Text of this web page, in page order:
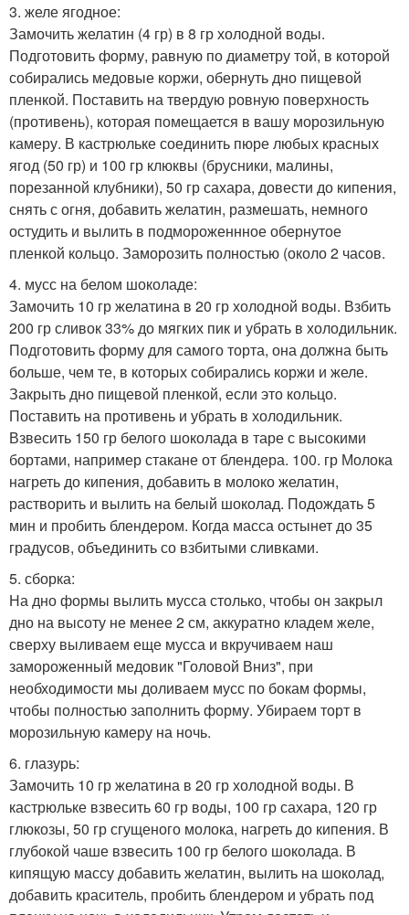
3. желе ягодное:
Замочить желатин (4 гр) в 8 гр холодной воды.
Подготовить форму, равную по диаметру той, в которой
собирались медовые коржи, обернуть дно пищевой
пленкой. Поставить на твердую ровную поверхность
(противень), которая помещается в вашу морозильную
камеру. В кастрюльке соединить пюре любых красных
ягод (50 гр) и 100 гр клюквы (брусники, малины,
порезанной клубники), 50 гр сахара, довести до кипения,
снять с огня, добавить желатин, размешать, немного
остудить и вылить в подмороженнное обернутое
пленкой кольцо. Заморозить полностью (около 2 часов.
4. мусс на белом шоколаде:
Замочить 10 гр желатина в 20 гр холодной воды. Взбить
200 гр сливок 33% до мягких пик и убрать в холодильник.
Подготовить форму для самого торта, она должна быть
больше, чем те, в которых собирались коржи и желе.
Закрыть дно пищевой пленкой, если это кольцо.
Поставить на противень и убрать в холодильник.
Взвесить 150 гр белого шоколада в таре с высокими
бортами, например стакане от блендера. 100. гр Молока
нагреть до кипения, добавить в молоко желатин,
растворить и вылить на белый шоколад. Подождать 5
мин и пробить блендером. Когда масса остынет до 35
градусов, объединить со взбитыми сливками.
5. сборка:
На дно формы вылить мусса столько, чтобы он закрыл
дно на высоту не менее 2 см, аккуратно кладем желе,
сверху выливаем еще мусса и вкручиваем наш
замороженный медовик "Головой Вниз", при
необходимости мы доливаем мусс по бокам формы,
чтобы полностью заполнить форму. Убираем торт в
морозильную камеру на ночь.
6. глазурь:
Замочить 10 гр желатина в 20 гр холодной воды. В
кастрюльке взвесить 60 гр воды, 100 гр сахара, 120 гр
глюкозы, 50 гр сгущеного молока, нагреть до кипения. В
глубокой чаше взвесить 100 гр белого шоколада. В
кипящую массу добавить желатин, вылить на шоколад,
добавить краситель, пробить блендером и убрать под